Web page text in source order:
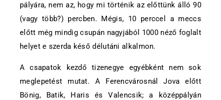
pályára, nem az, hogy mi történik az előttünk álló 90
(vagy több?) percben. Mégis, 10 perccel a meccs
előtt még mindig csupán nagyjából 1000 néző foglalt
helyet e szerda késő délutáni alkalmon.
A csapatok kezdő tizenegye egyébként nem sok
meglepetést mutat. A Ferencvárosnál Jova előtt
Bönig, Batik, Haris és Valencsik; a középpályán